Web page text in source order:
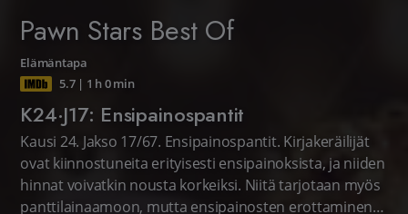
Pawn Stars Best Of
Elämäntapa
5.7| 1 h 0 min
K24·J17: Ensipainospantit
Kausi 24. Jakso 17/67. Ensipainospantit. Kirjakeräilijät
ovat kiinnostuneita erityisesti ensipainoksista, ja niiden
hinnat voivatkin nousta korkeiksi. Niitä tarjotaan myös
panttilainaamoon, mutta ensipainosten erottaminen